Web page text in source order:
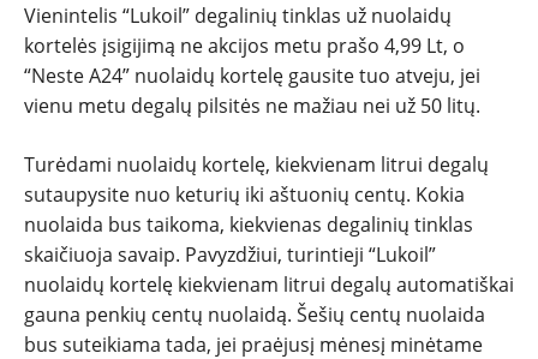
Vienintelis “Lukoil” degalinių tinklas už nuolaidų
kortelės įsigijimą ne akcijos metu prašo 4,99 Lt, o
“Neste A24” nuolaidų kortelę gausite tuo atveju, jei
vienu metu degalų pilsitės ne mažiau nei už 50 litų.
Turėdami nuolaidų kortelę, kiekvienam litrui degalų
sutaupysite nuo keturių iki aštuonių centų. Kokia
nuolaida bus taikoma, kiekvienas degalinių tinklas
skaičiuoja savaip. Pavyzdžiui, turintieji “Lukoil”
nuolaidų kortelę kiekvienam litrui degalų automatiškai
gauna penkių centų nuolaidą. Šešių centų nuolaida
bus suteikiama tada, jei praėjusį mėnesį minėtame